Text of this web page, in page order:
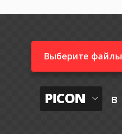
Выберите файлы
PICON в